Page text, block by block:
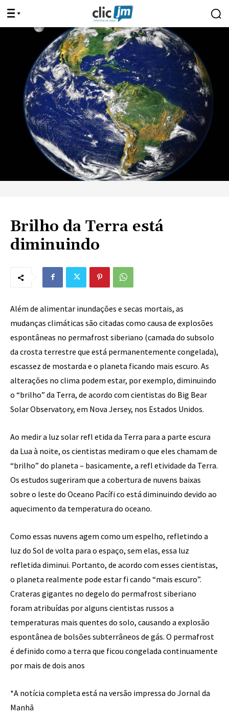
Brilho da Terra está
diminuindo
Além de alimentar inundações e secas mortais, as
mudanças climáticas são citadas como causa de explosões
espontâneas no permafrost siberiano (camada do subsolo
da crosta terrestre que está permanentemente congelada),
escassez de mostarda e o planeta ficando mais escuro. As
alterações no clima podem estar, por exemplo, diminuindo
o “brilho” da Terra, de acordo com cientistas do Big Bear
Solar Observatory, em Nova Jersey, nos Estados Unidos.
Ao medir a luz solar refl etida da Terra para a parte escura
da Lua à noite, os cientistas mediram o que eles chamam de
“brilho” do planeta – basicamente, a refl etividade da Terra.
Os estudos sugeriram que a cobertura de nuvens baixas
sobre o leste do Oceano Pacífi co está diminuindo devido ao
aquecimento da temperatura do oceano.
Como essas nuvens agem como um espelho, refletindo a
luz do Sol de volta para o espaço, sem elas, essa luz
refletida diminui. Portanto, de acordo com esses cientistas,
o planeta realmente pode estar fi cando “mais escuro”.
Crateras gigantes no degelo do permafrost siberiano
foram atribuídas por alguns cientistas russos a
temperaturas mais quentes do solo, causando a explosão
espontânea de bolsões subterrâneos de gás. O permafrost
é definido como a terra que ficou congelada continuamente
por mais de dois anos
*A notícia completa está na versão impressa do Jornal da
Manhã